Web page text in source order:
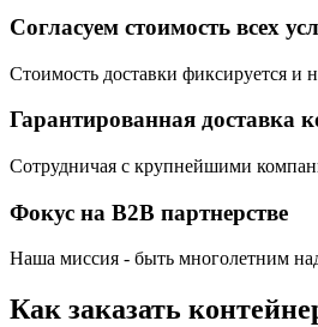
Согласуем стоимость всех
Стоимость доставки фиксируется и
Гарантированная доставка
Сотрудничая с крупнейшими
Фокус на B2B партнерстве
Наша миссия - быть многолетним
Как заказать